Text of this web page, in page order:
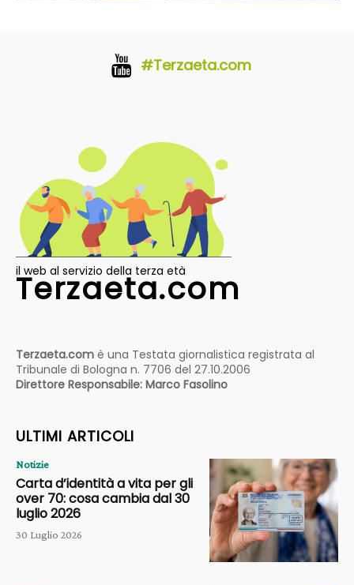
#Terzaeta.com
il web al servizio della terza età
Terzaeta.com
Terzaeta.com è una Testata giornalistica registrata al
Tribunale di Bologna n. 7706 del 27.10.2006
Direttore Responsabile: Marco Fasolino
ULTIMI ARTICOLI
Notizie
Carta d’identità a vita per gli
over 70: cosa cambia dal 30
luglio 2026
30 Luglio 2026